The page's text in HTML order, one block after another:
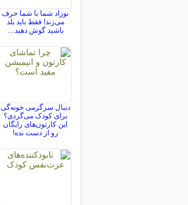
نوزاد شما با شما حرف
می‌زند! فقط باید بلد
باشید گوش دهید…
دنبال سرگرمی خونه‌گی
برای کودک می‌گردی؟
این کارتون‌های رایگان
رو از دست نده!